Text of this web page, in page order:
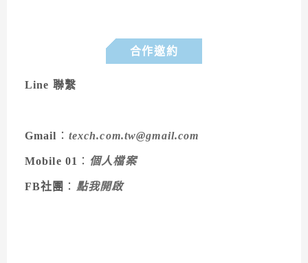
合作邀約
Line 聯繫
Gmail ： texch.com.tw@gmail.com
Mobile 01 ： 個人檔案
FB社團 ： 點我開啟